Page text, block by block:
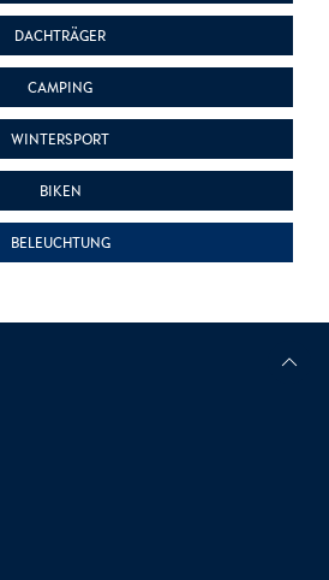
DACHTRÄGER
CAMPING
WINTERSPORT
BIKEN
BELEUCHTUNG